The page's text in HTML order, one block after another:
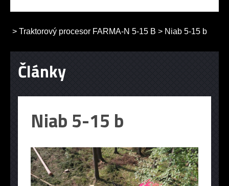
> Traktorový procesor FARMA-N 5-15 B > Niab 5-15 b
Články
Niab 5-15 b